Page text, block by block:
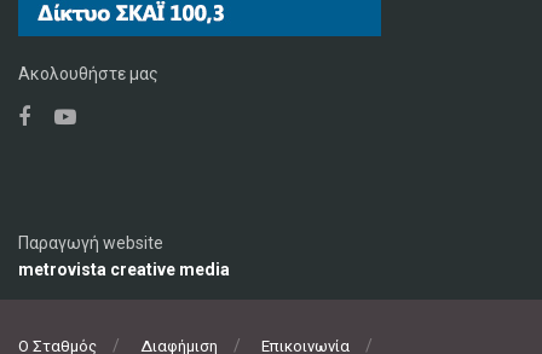
Ακολουθήστε μας
Παραγωγή website
metrovista creative media
Ο Σταθμός Διαφήμιση Επικοινωνία